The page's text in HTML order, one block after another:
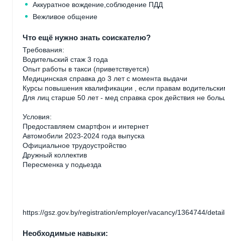
Аккуратное вождение,соблюдение ПДД
Вежливое общение
Что ещё нужно знать соискателю?
Требования:
Водительский стаж 3 года
Опыт работы в такси (приветствуется)
Медицинская справка до 3 лет с момента выдачи
Курсы повышения квалификации , если правам
Для лиц старше 50 лет - мед справка срок действия не
Условия:
Предоставляем смартфон и интернет
Автомобили 2023-2024 года выпуска
Официальное трудоустройство
Дружный коллектив
Пересменка у подьезда
https://gsz.gov.by/registration/employer/vacancy/1364744/
Необходимые навыки: